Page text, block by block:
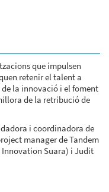
que impulsen
retenir el talent a
la innovació i el foment
de la retribució de
i coordinadora de
manager de Tandem
Innovation Suara) i Judit